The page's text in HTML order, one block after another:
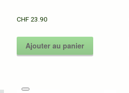
CHF23.90
Ajouter au panier